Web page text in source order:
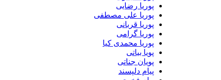
پوریا رضایی
پوریا علی مصطفی
پوریا قربانی
پوریا گرامی
پوریا محمدی کیا
پویا بیاتی
پویان جناتی
پیام دلپسند